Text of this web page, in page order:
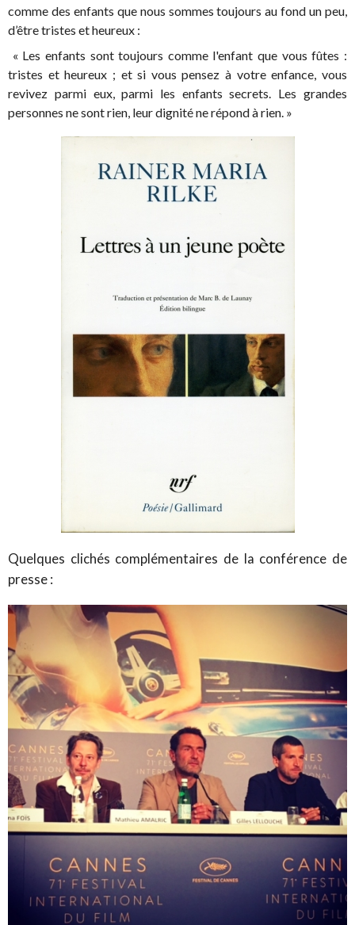
comme des enfants que nous sommes toujours au fond un peu,
d’être tristes et heureux :
« Les enfants sont toujours comme l'enfant que vous fûtes :
tristes et heureux ; et si vous pensez à votre enfance, vous
revivez parmi eux, parmi les enfants secrets. Les grandes
personnes ne sont rien, leur dignité ne répond à rien. »
Quelques clichés complémentaires de la conférence de
presse :